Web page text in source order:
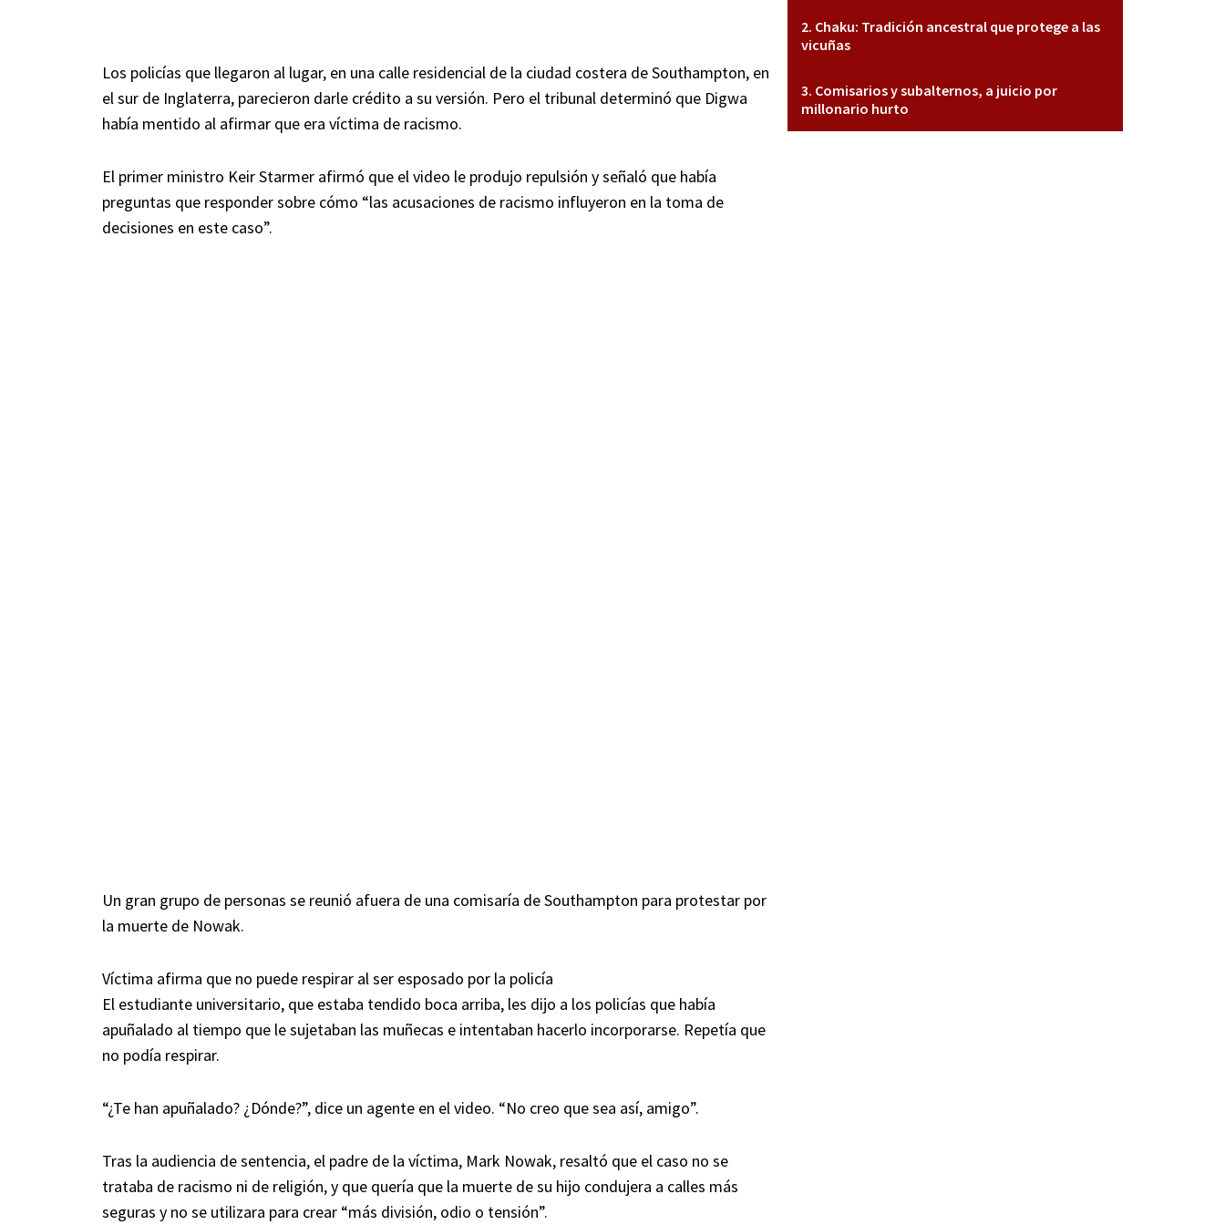
Los policías que llegaron al lugar, en una calle residencial de la ciudad costera de Southampton, en
el sur de Inglaterra, parecieron darle crédito a su versión. Pero el tribunal determinó que Digwa
había mentido al afirmar que era víctima de racismo.
El primer ministro Keir Starmer afirmó que el video le produjo repulsión y señaló que había
preguntas que responder sobre cómo “las acusaciones de racismo influyeron en la toma de
decisiones en este caso”.
Un gran grupo de personas se reunió afuera de una comisaría de Southampton para protestar por
la muerte de Nowak.
Víctima afirma que no puede respirar al ser esposado por la policía
El estudiante universitario, que estaba tendido boca arriba, les dijo a los policías que había
apuñalado al tiempo que le sujetaban las muñecas e intentaban hacerlo incorporarse. Repetía que
no podía respirar.
“¿Te han apuñalado? ¿Dónde?”, dice un agente en el video. “No creo que sea así, amigo”.
Tras la audiencia de sentencia, el padre de la víctima, Mark Nowak, resaltó que el caso no se
trataba de racismo ni de religión, y que quería que la muerte de su hijo condujera a calles más
seguras y no se utilizara para crear “más división, odio o tensión”.
Chaku: Tradición ancestral que protege a las
vicuñas
Comisarios y subalternos, a juicio por
millonario hurto